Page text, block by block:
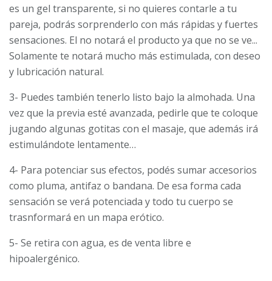
es un gel transparente, si no quieres contarle a tu
pareja, podrás sorprenderlo con más rápidas y fuertes
sensaciones. El no notará el producto ya que no se ve...
Solamente te notará mucho más estimulada, con deseo
y lubricación natural.
3- Puedes también tenerlo listo bajo la almohada. Una
vez que la previa esté avanzada, pedirle que te coloque
jugando algunas gotitas con el masaje, que además irá
estimulándote lentamente…
4- Para potenciar sus efectos, podés sumar accesorios
como pluma, antifaz o bandana. De esa forma cada
sensación se verá potenciada y todo tu cuerpo se
trasnformará en un mapa erótico.
5- Se retira con agua, es de venta libre e
hipoalergénico.